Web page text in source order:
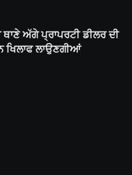
ਅੱਗੇ ਪ੍ਰਾਪਰਟੀ ਡੀਲਰ ਦੀ
ਖਿਲਾਫ ਲਾਉਣਗੀਆਂ